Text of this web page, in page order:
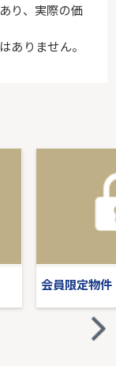
り、実際の価
ありません。
会員限定物件